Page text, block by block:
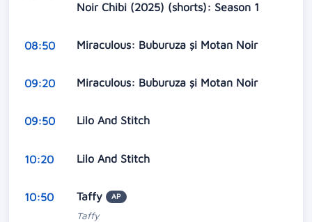
Noir Chibi (2025) (shorts): Season 1
08:50 Miraculous: Buburuza și Motan Noir
09:20 Miraculous: Buburuza și Motan Noir
09:50 Lilo And Stitch
10:20 Lilo And Stitch
10:50 Taffy AP
Taffy